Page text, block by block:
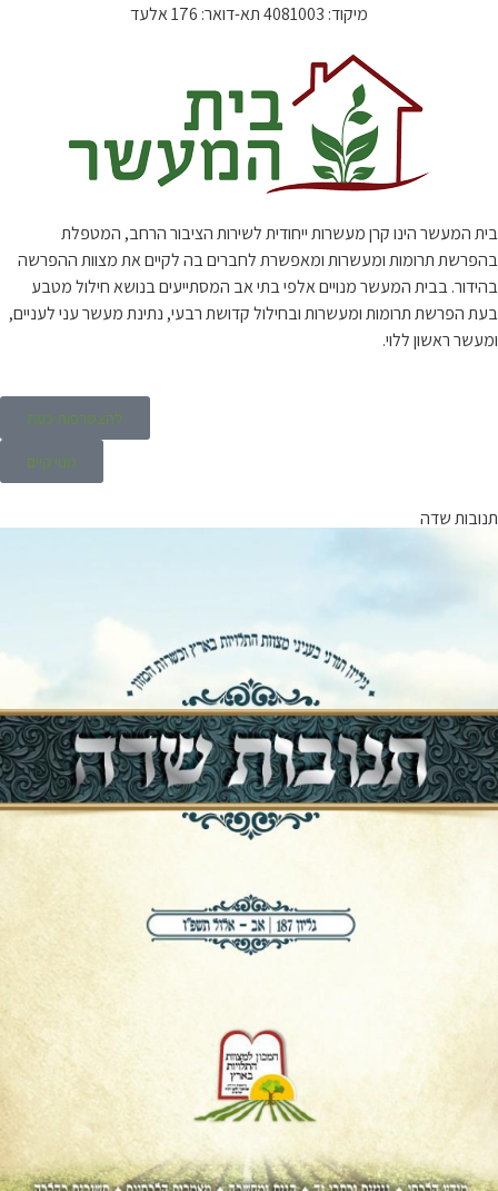
מיקוד: 4081003 תא-דואר: 176 אלעד
בית המעשר הינו קרן מעשרות ייחודית לשירות הציבור הרחב, המטפלת
בהפרשת תרומות ומעשרות ומאפשרת לחברים בה לקיים את מצוות ההפרשה
בהידור. בבית המעשר מנויים אלפי בתי אב המסתייעים בנושא חילול מטבע
בעת הפרשת תרומות ומעשרות ובחילול קדושת רבעי, נתינת מעשר עני לעניים,
ומעשר ראשון ללוי.
להצטרפות כעת
מנוי קיים
תנובות שדה